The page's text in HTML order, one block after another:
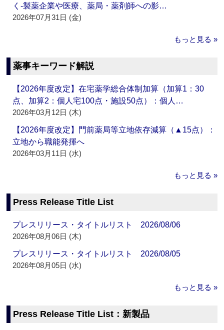
く‐製薬企業や医療、薬局・薬剤師への影…
2026年07月31日 (金)
もっと見る »
薬事キーワード解説
【2026年度改定】在宅薬学総合体制加算（加算1：30
点、加算2：個人宅100点・施設50点）：個人…
2026年03月12日 (木)
【2026年度改定】門前薬局等立地依存減算（▲15点）：
立地から職能発揮へ
2026年03月11日 (水)
もっと見る »
Press Release Title List
プレスリリース・タイトルリスト 2026/08/06
2026年08月06日 (木)
プレスリリース・タイトルリスト 2026/08/05
2026年08月05日 (水)
もっと見る »
Press Release Title List：新製品